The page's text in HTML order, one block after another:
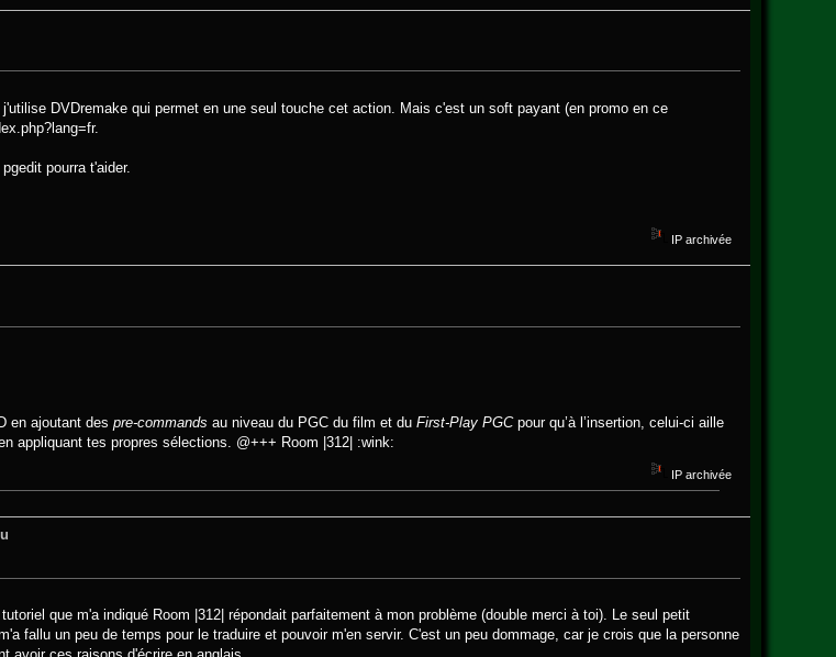
DVDremake qui permet en une seul touche cet action. Mais c'est un soft payant (en promo en ce
pourra t'aider.
IP archivée
en ajoutant des pre-commands au niveau du PGC du film et du First-Play PGCpour qu’à l’insertion, celui-ci aille
appliquant tes propres sélections. @+++ Room |312| :wink:
IP archivée
que m'a indiqué Room |312| répondait parfaitement à mon problème (double merci à toi). Le seul petit
fallu un peu de temps pour le traduire et pouvoir m'en servir. C'est un peu dommage, car je crois que la personne